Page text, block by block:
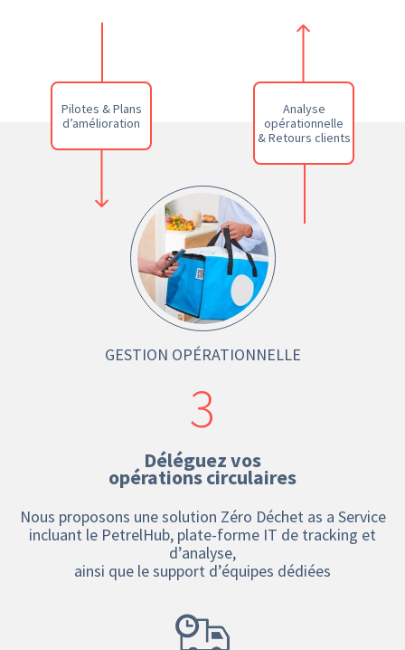
Pilotes & Plans
d’amélioration
Analyse
opérationnelle
& Retours clients
GESTION OPÉRATIONNELLE
3
Déléguez vos
opérations circulaires
Nous proposons une solution Zéro Déchet as a Service
incluant le PetrelHub, plate-forme IT de tracking et
d’analyse,
ainsi que le support d’équipes dédiées